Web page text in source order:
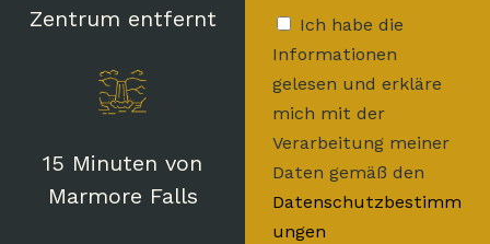
Zentrum entfernt
15 Minuten von
Marmore Falls
Ich habe die
Informationen
gelesen und erkläre
mich mit der
Verarbeitung meiner
Daten gemäß den
Datenschutzbestimm
ungen